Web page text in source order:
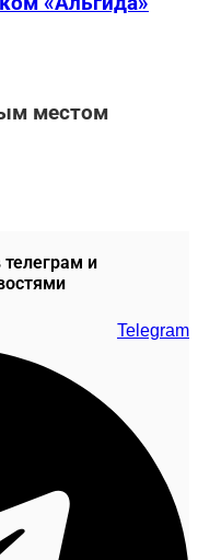
местом
и
Telegram